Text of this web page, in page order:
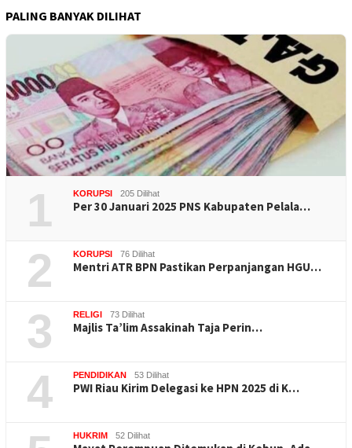
PALING BANYAK DILIHAT
1 KORUPSI 205 Dilihat
Per 30 Januari 2025 PNS Kabupaten Pelala…
2 KORUPSI 76 Dilihat
Mentri ATR BPN Pastikan Perpanjangan HGU…
3 RELIGI 73 Dilihat
Majlis Ta’lim Assakinah Taja Perin…
4 PENDIDIKAN 53 Dilihat
PWI Riau Kirim Delegasi ke HPN 2025 di K…
HUKRIM 52 Dilihat